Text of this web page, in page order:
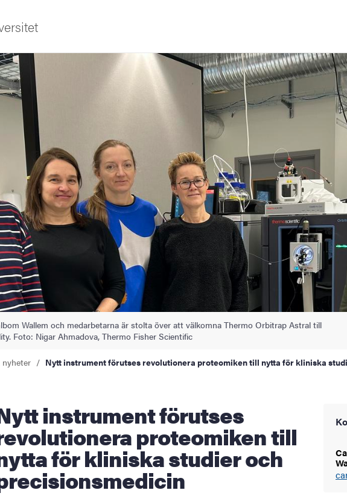
innovation
Wallem och medarbetarna är stolta över att välkomna Thermo Orbitrap Astral till
Foto: Nigar Ahmadova, Thermo Fisher Scientific
nyheter Nytt instrument förutses revolutionera proteomiken till nytta för kliniska
förutses
proteomiken till
för kliniska studier och